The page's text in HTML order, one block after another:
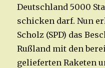
Deutschland 5000
schicken darf. Nun
Scholz (SPD) das
Rußland mit den
gelieferten Raketen